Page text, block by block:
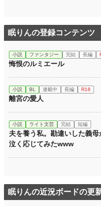
眠りんの登録コンテンツ
小説 ファンタジー 完結 長編
悔恨のルミエール
小説 BL 連載中 長編 R18
離宮の愛人
小説 ライト文芸 完結 短編
夫を養う私。勘違いした義
泣く応じてみたwww
眠りんの近況ボードの更